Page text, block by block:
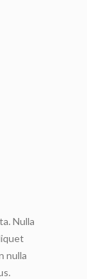
Nulla
nulla